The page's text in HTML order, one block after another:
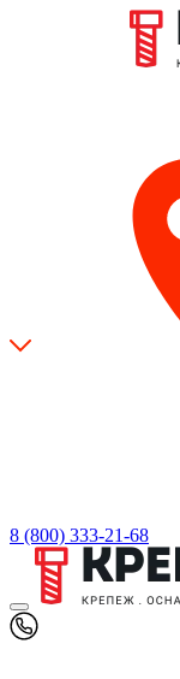
8 (800) 333-21-68